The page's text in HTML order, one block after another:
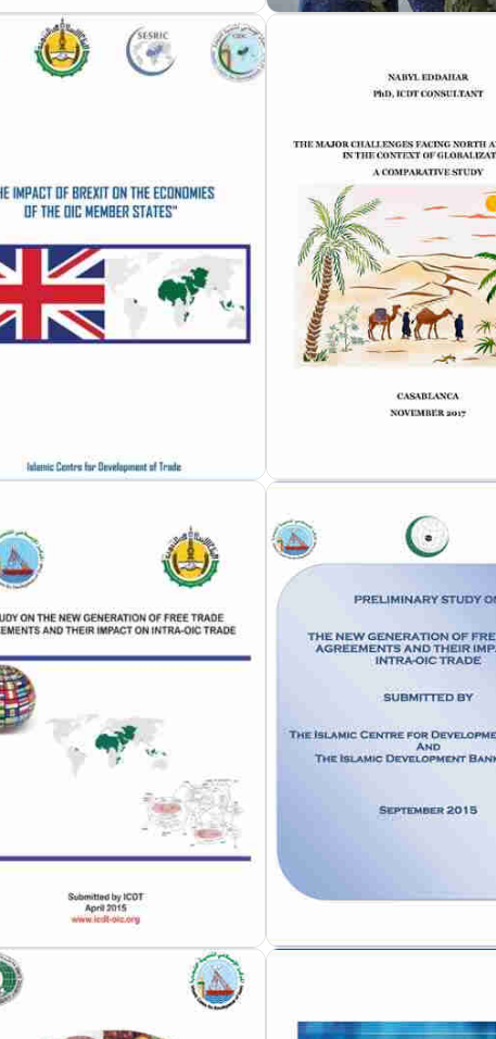
مزيد من التفاصيل مزيد من التفاصيل
مزيد من التفاصيل